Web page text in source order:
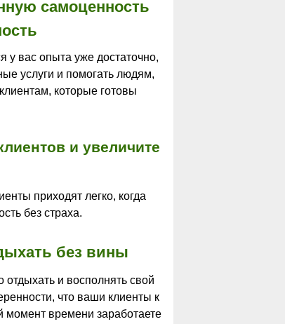
приходят легко, когда
без страха.
и увеличите
у вас опыта уже достаточно,
услуги и помогать людям,
которые готовы
самоценность
и восполнять свой
что ваши клиенты к
момент времени заработаете
без вины